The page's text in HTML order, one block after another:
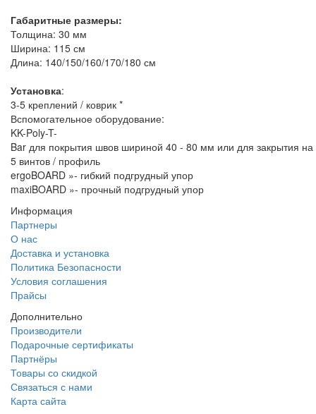
Габаритные размеры:
Толщина: 30 мм
Ширина: 115 см
Длина: 140/150/160/170/180 см
Установка:
3-5 креплений / коврик *
Вспомогательное оборудование:
KK-Poly-T-
Bar для покрытия швов шириной 40 - 80 мм или для закрытия
5 винтов / профиль
ergoBOARD »- гибкий подгрудный упор
maxiBOARD »- прочный подгрудный упор
Информация
Партнеры
О нас
Доставка и установка
Политика Безопасности
Условия соглашения
Прайсы
Дополнительно
Производители
Подарочные сертификаты
Партнёры
Товары со скидкой
Связаться с нами
Карта сайта